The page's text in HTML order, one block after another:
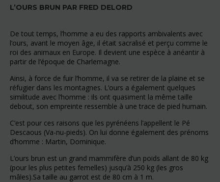
L’OURS BRUN PAR FRED DELORD
De tout temps, l’homme a eu des rapports ambivalents avec
l’ours, avant le moyen âge, il était sacralisé et perçu comme le
roi des animaux en Europe. Il devient une espèce à anéantir à
partir de l’époque de Charlemagne.
Ainsi, à force de fuir l’homme, il va se retirer de la plaine et se
réfugier dans les montagnes. L’ours a également quelques
similitude avec l’homme : ils ont quasiment la même taille
debout, son empreinte ressemble à une trace de pied humain.
C’est pour ces raisons que les pyrénéens l’appellent le Pé
Descaous (Va-nu-pieds). On lui donne également des prénoms
d’homme : Martin, Dominique.
L’ours brun est un grand mammifère d’un poids allant de 80 kg
(pour les plus petites femelles) jusqu’à 250 kg (les gros
mâles).Sa taille au garrot est de 80 cm à 1 m.